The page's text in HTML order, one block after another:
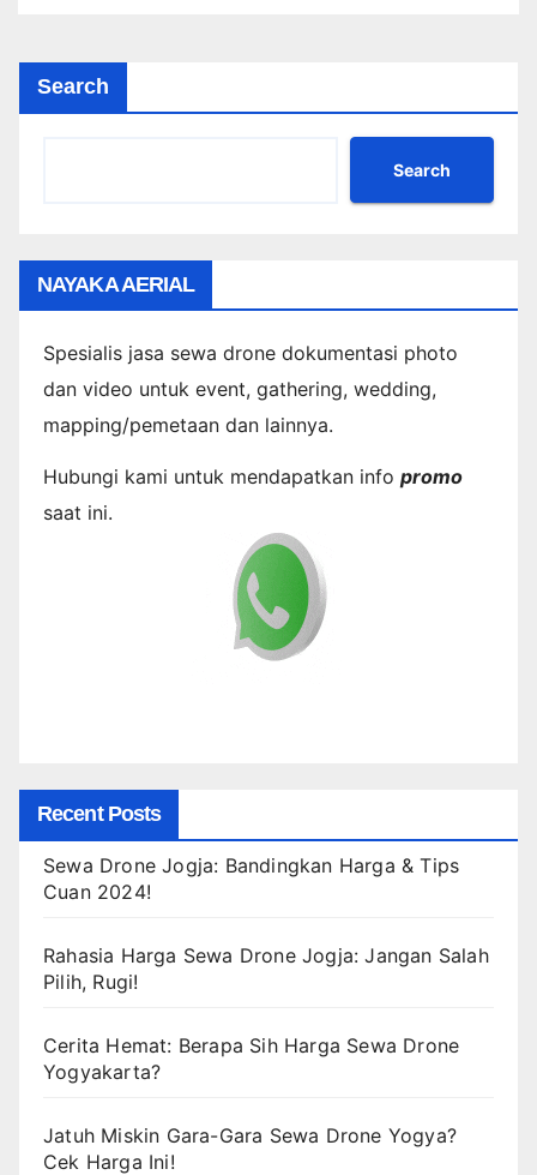
Search
Search
NAYAKA AERIAL
Spesialis jasa sewa drone dokumentasi photo
dan video untuk event, gathering, wedding,
mapping/pemetaan dan lainnya.
Hubungi kami untuk mendapatkan info promo
saat ini.
Recent Posts
Sewa Drone Jogja: Bandingkan Harga & Tips
Cuan 2024!
Rahasia Harga Sewa Drone Jogja: Jangan Salah
Pilih, Rugi!
Cerita Hemat: Berapa Sih Harga Sewa Drone
Yogyakarta?
Jatuh Miskin Gara-Gara Sewa Drone Yogya?
Cek Harga Ini!